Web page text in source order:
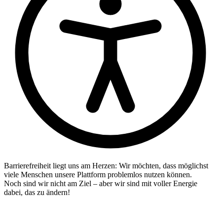
Barrierefreiheit liegt uns am Herzen: Wir möchten, dass möglichst
viele Menschen unsere Plattform problemlos nutzen können.
Noch sind wir nicht am Ziel – aber wir sind mit voller Energie
dabei, das zu ändern!